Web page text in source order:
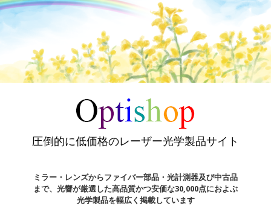
圧倒的に低価格のレーザー光学製品サイト
ミラー・レンズからファイバー部品・光計測器及び中古品
まで、光響が厳選した高品質かつ安価な30,000点におよぶ
光学製品を幅広く掲載しています